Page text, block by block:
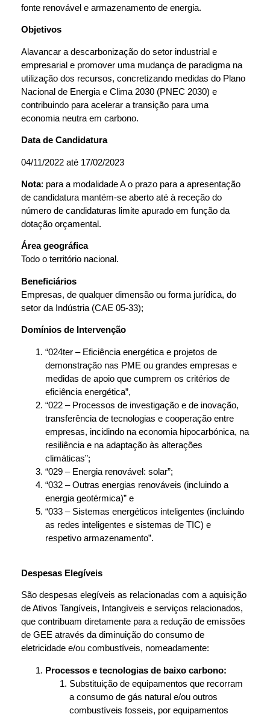
fonte renovável e armazenamento de energia.
Objetivos
Alavancar a descarbonização do setor industrial e
empresarial e promover uma mudança de paradigma na
utilização dos recursos, concretizando medidas do Plano
Nacional de Energia e Clima 2030 (PNEC 2030) e
contribuindo para acelerar a transição para uma
economia neutra em carbono.
Data de Candidatura
04/11/2022 até 17/02/2023
Nota: para a modalidade A o prazo para a apresentação
de candidatura mantém-se aberto até à receção do
número de candidaturas limite apurado em função da
dotação orçamental.
Área geográfica
Todo o território nacional.
Beneficiários
Empresas, de qualquer dimensão ou forma jurídica, do
setor da Indústria (CAE 05-33);
Domínios de Intervenção
“024ter – Eficiência energética e projetos de
demonstração nas PME ou grandes empresas e
medidas de apoio que cumprem os critérios de
eficiência energética”,
“022 – Processos de investigação e de inovação,
transferência de tecnologias e cooperação entre
empresas, incidindo na economia hipocarbónica, na
resiliência e na adaptação às alterações
climáticas”;
“029 – Energia renovável: solar”;
“032 – Outras energias renováveis (incluindo a
energia geotérmica)” e
“033 – Sistemas energéticos inteligentes (incluindo
as redes inteligentes e sistemas de TIC) e
respetivo armazenamento”.
Despesas Elegíveis
São despesas elegíveis as relacionadas com a aquisição
de Ativos Tangíveis, Intangíveis e serviços relacionados,
que contribuam diretamente para a redução de emissões
de GEE através da diminuição do consumo de
eletricidade e/ou combustíveis, nomeadamente:
Processos e tecnologias de baixo carbono:
Substituição de equipamentos que recorram
a consumo de gás natural e/ou outros
combustíveis fosseis, por equipamentos